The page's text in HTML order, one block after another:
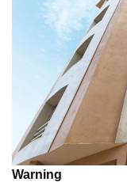
Warning